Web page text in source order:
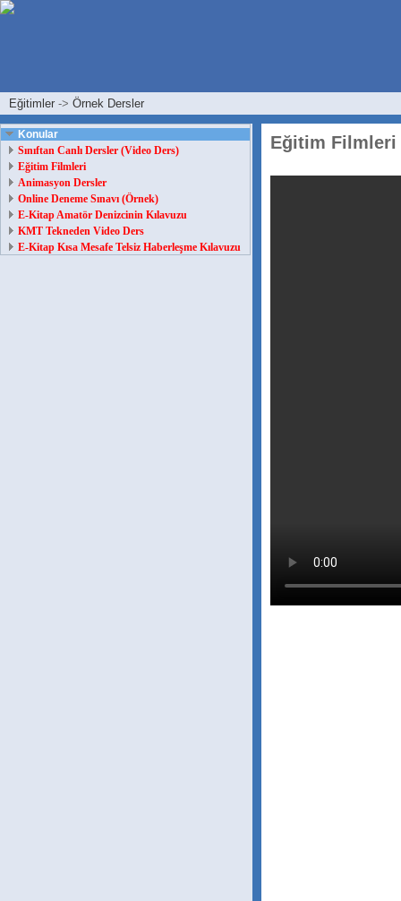
Eğitimler -> Örnek Dersler
Konular
Sınıftan Canlı Dersler (Video Ders)
Eğitim Filmleri
Animasyon Dersler
Online Deneme Sınavı (Örnek)
E-Kitap Amatör Denizcinin Kılavuzu
KMT Tekneden Video Ders
E-Kitap Kısa Mesafe Telsiz Haberleşme Kılavuzu
Eğitim Filmleri